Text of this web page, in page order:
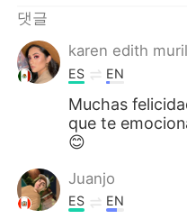
Русский
Indonesia
Türkçe
Português
댓글
karen edith
ES EN
Muchas
que te
😊
Juanjo
ES EN